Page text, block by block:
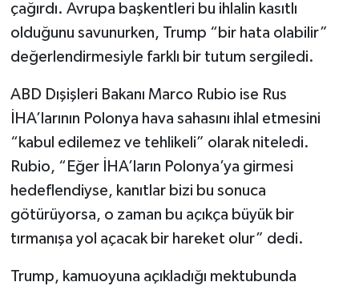
çağırdı. Avrupa başkentleri bu ihlalin kasıtlı
olduğunu savunurken, Trump “bir hata olabilir”
değerlendirmesiyle farklı bir tutum sergiledi.
ABD Dışişleri Bakanı Marco Rubio ise Rus
İHA’larının Polonya hava sahasını ihlal etmesini
“kabul edilemez ve tehlikeli” olarak niteledi.
Rubio, “Eğer İHA’ların Polonya’ya girmesi
hedeflendiyse, kanıtlar bizi bu sonuca
götürüyorsa, o zaman bu açıkça büyük bir
tırmanışa yol açacak bir hareket olur” dedi.
Trump, kamuoyuna açıkladığı mektubunda